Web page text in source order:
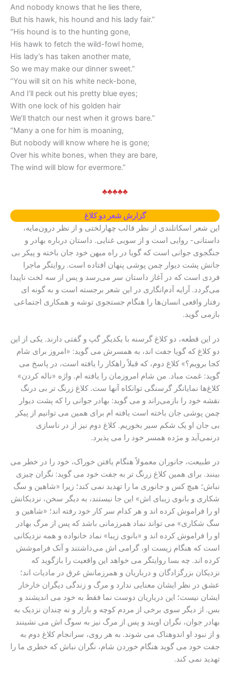
And nobody knows that he lies there,
But his hawk, his hound and his lady fair.”
“His hound is to the hunting gone,
His hawk to fetch the wild-fowl home,
His lady’s has taken another mate,
So we may make our dinner sweet.”
“You will sit on his white neck-bone,
And I’ll peck out his pretty blue eyes;
With one lock of his golden hair
We’ll thatch our nest when it grows bare.”
“Many a one for him is moaning,
But nobody will know where he is gone;
Over his white bones, when they are bare,
The wind will blow for evermore.”
♣♣♣♣♣
گزارش شعر دو کلاغ
این شعر اسکاتلندی از نظر قالب چهارلختی و از نظر درون‌مایه،
داستانی- روایی است و از سویی غنایی. داستان درباره بهادر و
جنگجوی جوانی است که گویا در راه میهن خود جان باخته و پیکر بی
جانش پشت دیوار چمن پوشی پنهان افتاده است. روایتگر ماجرا
فردی است که در آغاز داستان سر می‌رسد و پس از سه لخت ناپیدا
می‌گردد. آرایه آدم‌انگاری در این شعر برجسته است و به گونه ای
رفتار واقعی انسان‌ها را هنگام جستجوی توشه و همکاری اجتماعی
بازمی گوید.
در این قطعه، دو کلاغ گرسنه با یکدیگر گپ و گفتی دارند. یکی از این
دو کلاغ که گویا جفت اند، به همسرش می گوید: «امروز برای شام
کجا برویم؟» کلاغ دوم، که قبلاً راهکار را یافته است، در پاسخ می
گوید: غمت مباد. من شام امروزمان را یافته ام. واژه «ناله کردن»
کلاغ‌ها نمایانگر گرسنگی توانکاه آنها ست. کلاغ زرنگ تر بی درنگ
نقشه خود را بازمی‌راند و می گوید: بهادر جوانی را که پشت دیوار
چمن پوشی جان باخته است یافته ام برای همین می توانیم از پیکر
بی جان او یک شکم سیر بخوریم. کلاغ دوم نیز از در ناسازی
درنمی‌آید و مژده همسر خود را می پذیرد.
در طبیعت، جانوران معمولاً هنگام یافتن خوراک، خود را در خطر می
بینند. برای همین کلاغ زرنگ تر به جفت خود می گوید: نگران چیزی
نباش؛ هیچ کس و جانوری ما را تهدید نمی کند؛ زیرا «شاهین و سگ
شکاری‌ و بانوی زیبای اش» این جا نیستند، به دیگر سخن، نزدیکانش
او را فراموش کرده اند و هر کدام سر کار خود رفته اند؛ «شاهین و
سگ شکاری» می تواند نماد همرزمانی باشد که پس از مرگ بهادر
او را فراموش کرده اند و «بانوی زیبا» نماد خانواده و همه نزدیکانی
است که هنگام زیست او، گرامی اش می‌داشتند و آنک فراموشش
کرده اند. چه بسا روایتگر می خواهد این واقعیت را بازگوید که
نزدیکان بزرگزادگان و درباریان و همرزمانش غرق در مادیات اند؛
عشق در نظر ایشان معنایی ندارد و مرگ و زندگی دیگران خارخار
ایشان نیست؛ این درباریان دوست نما فقط به خود می اندیشند و
بس. از دیگر سوی برخی از مردم کوچه و بازار و نه چندان نزدیک به
بهادر جوان، نگران اویند و پس از مرگ نیز به سوگ اش می نشینند
و از نبود او اندوهناک می شوند. به هر روی، سرانجام کلاغ دوم به
جفت خود می گوید هنگام خوردن شام، نگران نباش که خطری ما را
تهدید نمی کند.